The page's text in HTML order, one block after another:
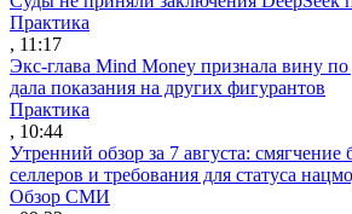
Практика
, 11:17
Экс-глава Mind Money признала вину
дала показания на других фигурантов
Практика
, 10:44
Утренний обзор за 7 августа: смягчение
селлеров и требования для статуса
Обзор СМИ